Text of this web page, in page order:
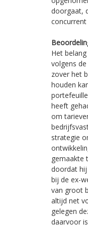
doorgaat,
Het
volgens
zover het
houden
heeft
om
strategie
gemaakte
doordat hij
bij de ex-
van groot
altijd net
gelegen
daarvoor